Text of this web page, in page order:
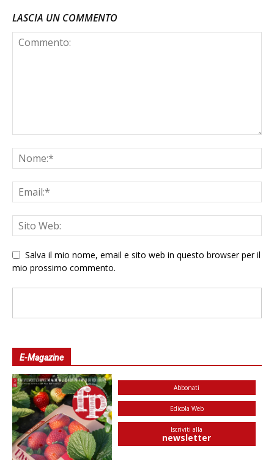
LASCIA UN COMMENTO
Salva il mio nome, email e sito web in questo browser per il
mio prossimo commento.
E-Magazine
Abbonati
Edicola Web
Iscriviti alla
newsletter